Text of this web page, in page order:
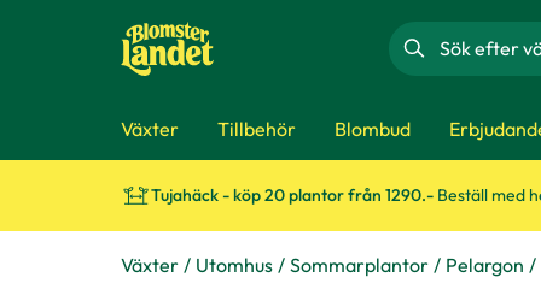
Sök
Växter Tillbehör Blombud
Tujahäck - köp 20 plantor från 1290.- Beställ med
Växter Utomhus Sommarplantor Pelargon